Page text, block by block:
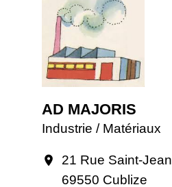
AD MAJORIS
Industrie / Matériaux
location_on
21 Rue Saint-Jean
69550 Cublize